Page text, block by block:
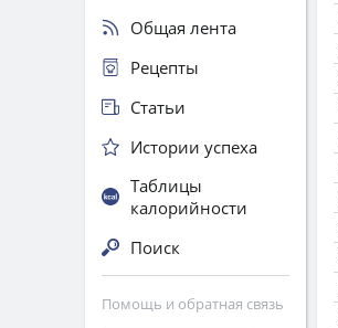
Общая лента
Рецепты
Статьи
Истории успеха
Таблицы
калорийности
Поиск
Помощь и обратная связь